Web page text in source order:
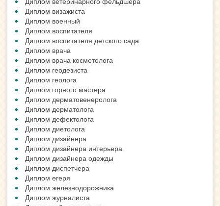
Диплом визажиста
Диплом военный
Диплом воспитателя
Диплом воспитателя детского сада
Диплом врача
Диплом врача косметолога
Диплом геодезиста
Диплом геолога
Диплом горного мастера
Диплом дерматовенеролога
Диплом дерматолога
Диплом дефектолога
Диплом диетолога
Диплом дизайнера
Диплом дизайнера интерьера
Диплом дизайнера одежды
Диплом диспетчера
Диплом егеря
Диплом железнодорожника
Диплом журналиста